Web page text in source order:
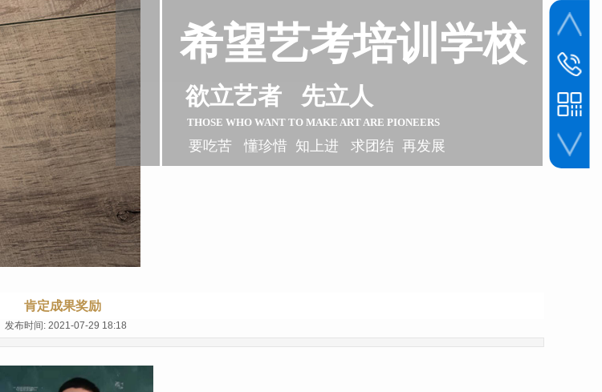
希望艺考培训学校
欲立艺者 先立人
THOSE WHO WANT TO MAKE ART ARE PIONEERS
要吃苦 懂珍惜 知上进 求团结 再发展
肯定成果奖励
发布时间: 2021-07-29 18:18
联系电话